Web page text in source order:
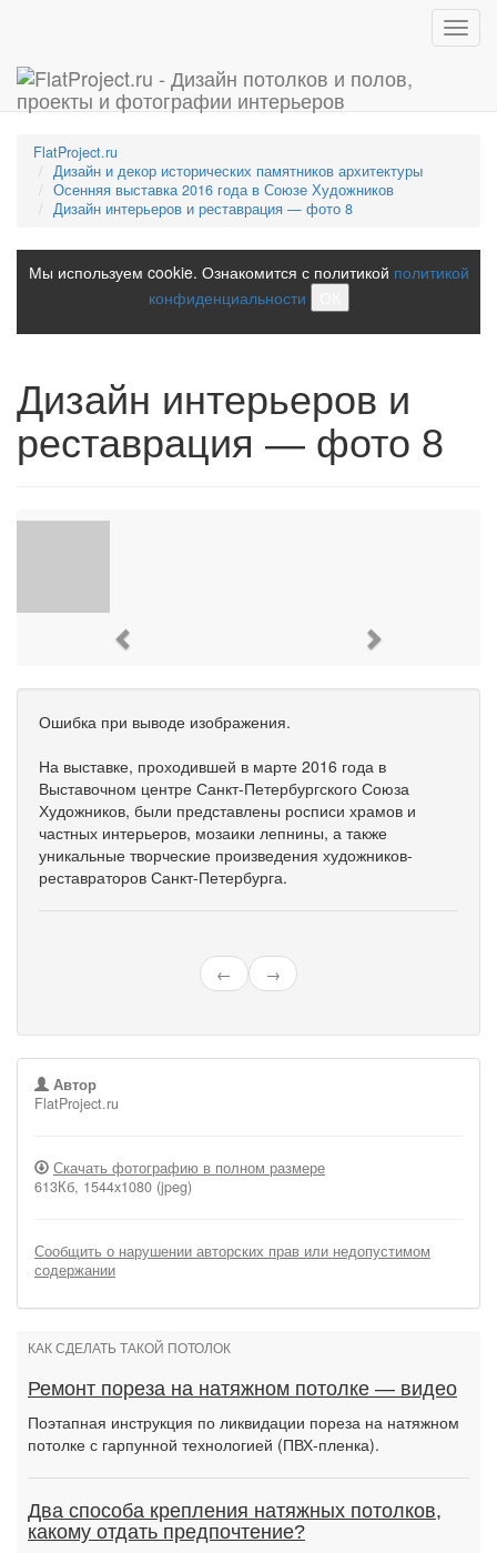
FlatProject.ru
Дизайн и декор исторических памятников архитектуры
Осенняя выставка 2016 года в Союзе Художников
Дизайн интерьеров и реставрация — фото 8
Мы используем cookie. Ознакомится с политикой политикой
конфиденциальности
Дизайн интерьеров и
реставрация — фото 8
Ошибка при выводе изображения.
На выставке, проходившей в марте 2016 года в
Выставочном центре Санкт-Петербургского Союза
Художников, были представлены росписи храмов и
частных интерьеров, мозаики лепнины, а также
уникальные творческие произведения художников-
реставраторов Санкт-Петербурга.
← →
Автор
FlatProject.ru
Скачать фотографию в полном размере
613Кб, 1544x1080 (jpeg)
Сообщить о нарушении авторских прав или недопустимом
содержании
КАК СДЕЛАТЬ ТАКОЙ ПОТОЛОК
Ремонт пореза на натяжном потолке — видео
Поэтапная инструкция по ликвидации пореза на натяжном
потолке с гарпунной технологией (ПВХ-пленка).
Два способа крепления натяжных потолков,
какому отдать предпочтение?